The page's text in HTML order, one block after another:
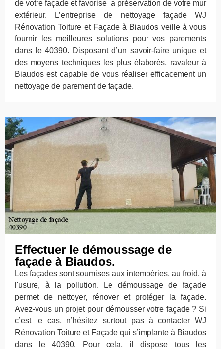
de votre façade et favorise la préservation de votre mur
extérieur. L’entreprise de nettoyage façade WJ
Rénovation Toiture et Façade à Biaudos veille à vous
fournir les meilleures solutions pour vos parements
dans le 40390. Disposant d’un savoir-faire unique et
des moyens techniques les plus élaborés, ravaleur à
Biaudos est capable de vous réaliser efficacement un
nettoyage de parement de façade.
Effectuer le démoussage de
façade à Biaudos.
Les façades sont soumises aux intempéries, au froid, à
l'usure, à la pollution. Le démoussage de façade
permet de nettoyer, rénover et protéger la façade.
Avez-vous un projet pour démousser votre façade ? Si
c’est le cas, n’hésitez surtout pas à contacter WJ
Rénovation Toiture et Façade qui s’implante à Biaudos
dans le 40390. Pour cela, il dispose tous les